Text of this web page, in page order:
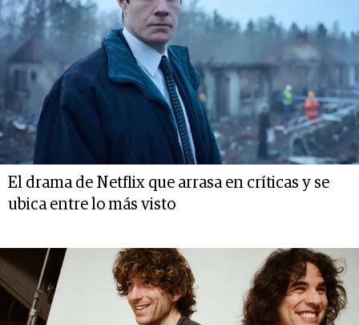
El drama de Netflix que arrasa en críticas y se
ubica entre lo más visto